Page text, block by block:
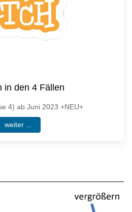
in den 4 Fällen
4) ab Juni 2023 +NEU+
weiter ...